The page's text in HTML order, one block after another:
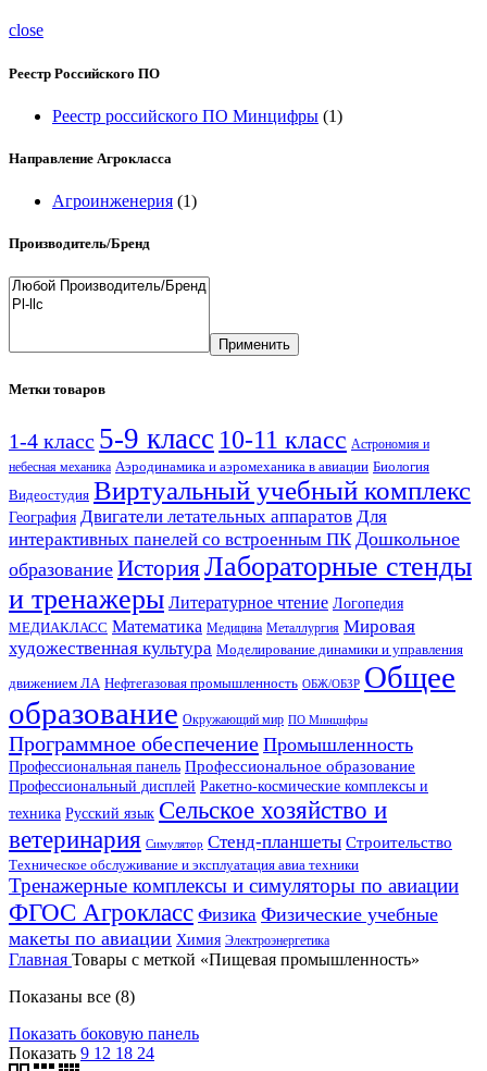
close
Реестр Российского ПО
Реестр российского ПО Минцифры (1)
Направление Агрокласса
Агроинженерия (1)
Производитель/Бренд
Применить
Метки товаров
1-4 класс 5-9 класс 10-11 класс Астрономия и
небесная механика Аэродинамика и аэромеханика в авиации Биология
Видеостудия Виртуальный учебный комплекс
География Двигатели летательных аппаратов Для
интерактивных панелей со встроенным ПК Дошкольное
образование ИсторияЛабораторные стенды
и тренажеры Литературное чтение Логопедия
МЕДИАКЛАСС Математика Медицина Металлургия Мировая
художественная культура Моделирование динамики и управления
движением ЛА Нефтегазовая промышленность ОБЖ/ОБЗР Общее
образование Окружающий мир ПО Минцифры
Программное обеспечение Промышленность
Профессиональная панель Профессиональное образование
Профессиональный дисплей Ракетно-космические комплексы и
техника Русский язык Сельское хозяйство и
ветеринария Симулятор Стенд-планшеты Строительство
Техническое обслуживание и эксплуатация авиа техники
Тренажерные комплексы и симуляторы по авиации
ФГОС Агрокласс Физика Физические учебные
макеты по авиации Химия Электроэнергетика
Главная Товары с меткой «Пищевая промышленность»
Показаны все (8)Сортировка:
недавние
Показать боковую панель
Показать 9 12 18 24